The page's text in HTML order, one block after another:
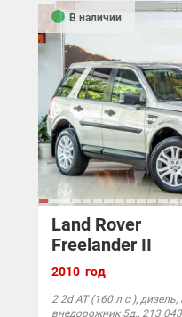
В наличии
Land Rover
Freelander II
2010 год
2.2d АТ (160 л.с.), дизель,
внедорожник 5д., 213